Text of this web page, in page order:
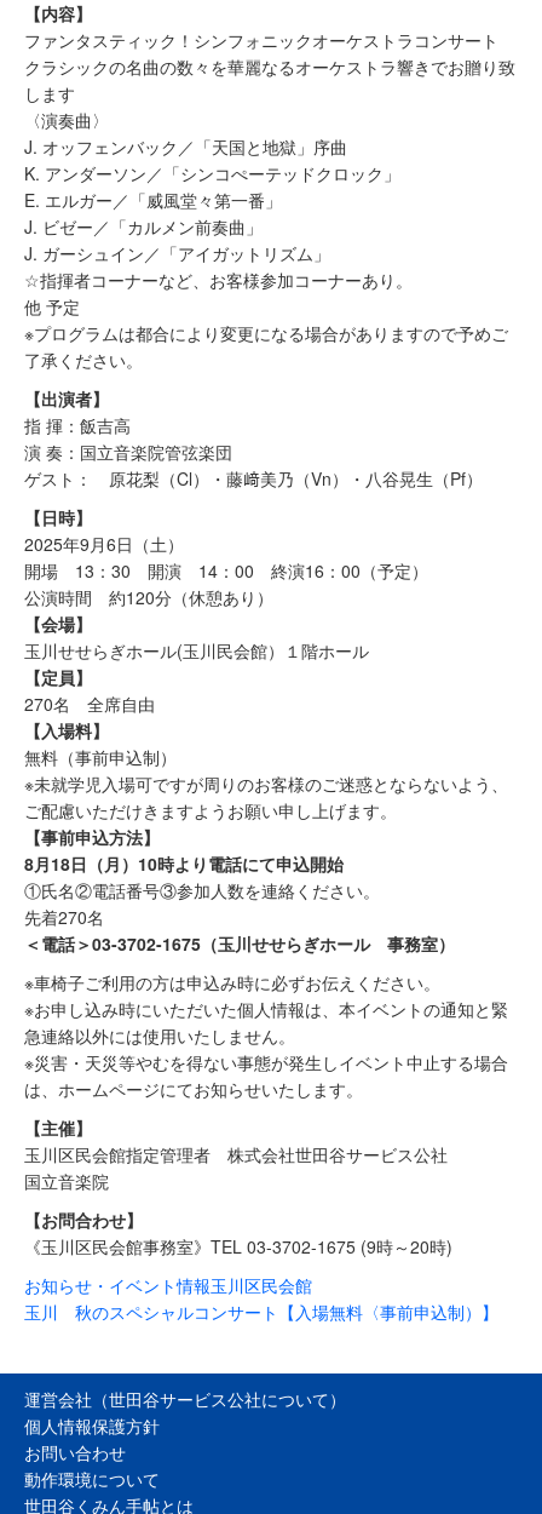
【内容】
ファンタスティック！シンフォニックオーケストラコンサート
クラシックの名曲の数々を華麗なるオーケストラ響きでお贈り致
します
〈演奏曲〉
J. オッフェンバック／「天国と地獄」序曲
K. アンダーソン／「シンコぺーテッドクロック」
E. エルガー／「威風堂々第一番」
J. ビゼー／「カルメン前奏曲」
J. ガーシュイン／「アイガットリズム」
☆指揮者コーナーなど、お客様参加コーナーあり。
他 予定
※プログラムは都合により変更になる場合がありますので予めご
了承ください。
【出演者】
指 揮：飯吉高
演 奏：国立音楽院管弦楽団
ゲスト： 原花梨（Cl）・藤﨑美乃（Vn）・八谷晃生（Pf）
【日時】
2025年9月6日（土）
開場 13：30 開演 14：00 終演16：00（予定）
公演時間 約120分（休憩あり）
【会場】
玉川せせらぎホール(玉川民会館）１階ホール
【定員】
270名 全席自由
【入場料】
無料（事前申込制）
※未就学児入場可ですが周りのお客様のご迷惑とならないよう、
ご配慮いただけきますようお願い申し上げます。
【事前申込方法】
8月18日（月）10時より電話にて申込開始
①氏名②電話番号③参加人数を連絡ください。
先着270名
＜電話＞03-3702-1675（玉川せせらぎホール 事務室）
※車椅子ご利用の方は申込み時に必ずお伝えください。
※お申し込み時にいただいた個人情報は、本イベントの通知と緊
急連絡以外には使用いたしません。
※災害・天災等やむを得ない事態が発生しイベント中止する場合
は、ホームページにてお知らせいたします。
【主催】
玉川区民会館指定管理者 株式会社世田谷サービス公社
国立音楽院
【お問合わせ】
《玉川区民会館事務室》TEL 03-3702-1675 (9時～20時)
お知らせ・イベント情報玉川区民会館
玉川 秋のスペシャルコンサート【入場無料〈事前申込制）】
運営会社（世田谷サービス公社について）
個人情報保護方針
お問い合わせ
動作環境について
世田谷くみん手帖とは